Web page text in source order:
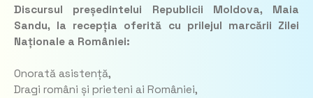
Discursul președintelui Republicii Moldova, Maia
Sandu, la recepția oferită cu prilejul marcării Zilei
Naționale a României:
Onorată asistență,
Dragi români și prieteni ai României,